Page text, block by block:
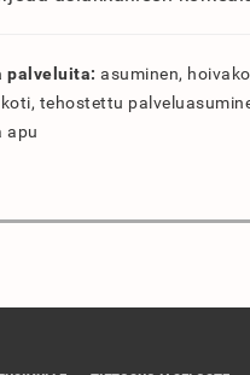
palveluita: asuminen,
tehostettu
apu